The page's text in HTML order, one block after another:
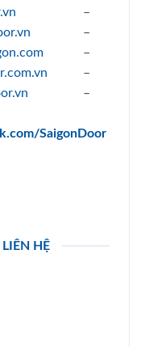
–
–
–
–
–
SaigonDoor
HỆ